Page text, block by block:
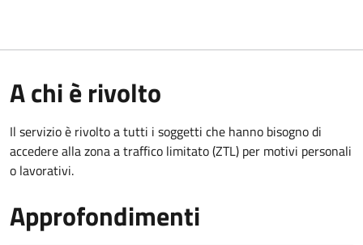
A chi è rivolto
Il servizio è rivolto a tutti i soggetti che hanno bisogno di
accedere alla zona a traffico limitato (ZTL) per motivi personali
o lavorativi.
Approfondimenti